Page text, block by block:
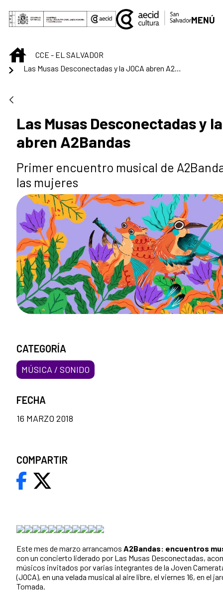
Saltar al contenido principal
MENÚ
INICIOCCE - EL SALVADOR
Las Musas Desconectadas y
abren A2Bandas
Primer encuentro musical de
las mujeres
Este mes de marzo arrancamos A2Bandas: encuentros
con un concierto liderado por Las Musas Desconectadas,
músicos invitados por varias integrantes de la Joven
(JOCA), en una velada musical al aire libre, el viernes 16, en el
Tomada.
CATEGORÍA
MÚSICA / SONIDO
FECHA
16 MARZO 2018
COMPARTIR